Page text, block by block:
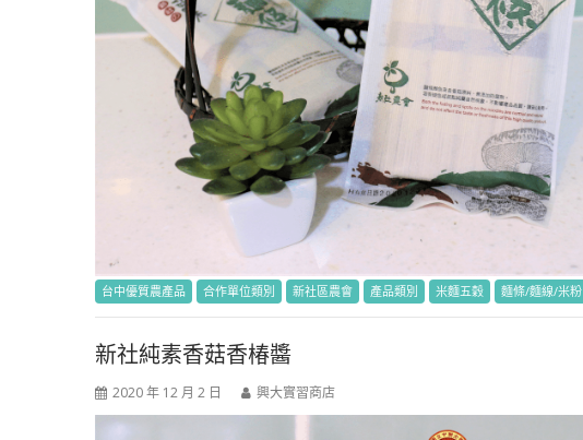
台中優質農產品 合作單位類別 新社區農會 產品類別 米麵五穀 麵條/麵線/米粉
新社純素香菇香椿醬
2020 年 12 月 2 日 興大實習商店